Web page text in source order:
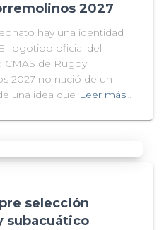
2027
hay una identidad
logotipo oficial del
de Rugby
2027 no nació de un
una idea que Leer más…
selección
subacuático